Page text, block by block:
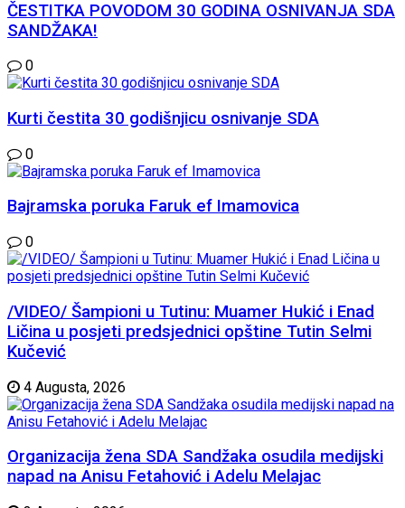
ČESTITKA POVODOM 30 GODINA OSNIVANJA SDA
SANDŽAKA!
0
Kurti čestita 30 godišnjicu osnivanje SDA
0
Bajramska poruka Faruk ef Imamovica
0
/VIDEO/ Šampioni u Tutinu: Muamer Hukić i Enad
Ličina u posjeti predsjednici opštine Tutin Selmi
Kučević
4 Augusta, 2026
Organizacija žena SDA Sandžaka osudila medijski
napad na Anisu Fetahović i Adelu Melajac